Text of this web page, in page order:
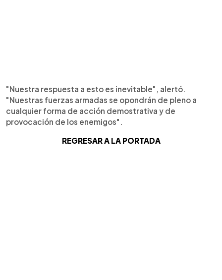
"Nuestra respuesta a esto es inevitable", alertó.
"Nuestras fuerzas armadas se opondrán de pleno a
cualquier forma de acción demostrativa y de
provocación de los enemigos".
REGRESAR A LA PORTADA